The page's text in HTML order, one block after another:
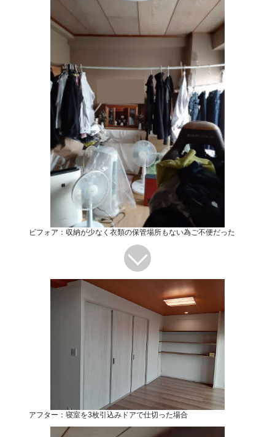
ビフォア：収納が少なく衣類の保管場所もない為ご不便だった
アフター：寝室を3枚引込みドアで仕切った場合